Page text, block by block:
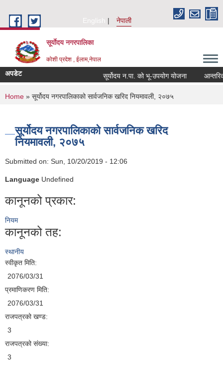
English
नेपाली
सूर्याेदय नगरपालिका
कोशी प्रदेश , ईलाम,नेपाल
अपडेट सूर्योदय न.पा. को भू-उपयोग योजना आन्तरिक
You are here
Home » सूर्योदय नगरपालिकाको सार्वजनिक खरिद नियमावली, २०७५
सूर्योदय नगरपालिकाको सार्वजनिक खरिद
नियमावली, २०७५
Submitted on: Sun, 10/20/2019 - 12:06
Language Undefined
कानूनको प्रकार:
नियम
कानूनको तह:
स्थानीय
स्वीकृत मिति:
2076/03/31
प्रमाणिकरण मिति:
2076/03/31
राजपत्रको खण्ड:
3
राजपत्रको संख्या:
3